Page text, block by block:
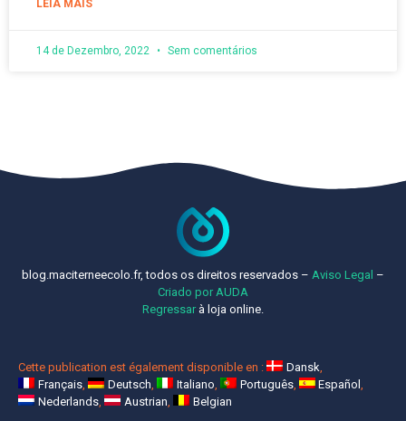
LEIA MAIS
14 de Dezembro, 2022 Sem comentários
blog.maciterneecolo.fr, todos os direitos reservados – Aviso Legal –
Criado por AUDA
Regressarà loja online.
Cette publication est également disponible en :
Dansk
Français
Deutsch Italiano Português
Español
Nederlands
Austrian Belgian